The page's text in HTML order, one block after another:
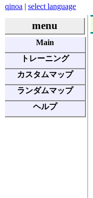
qinoa | select language
menu
Main
トレーニング
カスタムマップ
ランダムマップ
ヘルプ